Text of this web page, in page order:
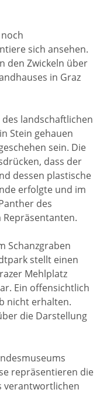
sich ansehen.
den Zwickeln über
in Graz
landschaftlichen
Stein gehauen
sein. Die
dass der
dessen plastische
erfolgte und im
des
Repräsentanten.
Schanzgraben
stellt einen
Mehlplatz
Ein offensichtlich
nicht erhalten.
die Darstellung
repräsentieren die
verantwortlichen